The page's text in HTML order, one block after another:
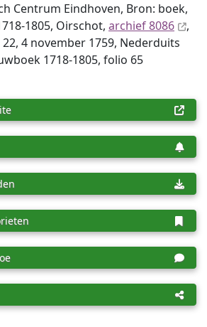
Centrum Eindhoven, Bron: boek,
1805, Oirschot, archief 8086
,
4 november 1759, Nederduits
1718-1805, folio 65